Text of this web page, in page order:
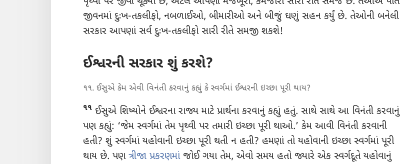
જીવનમાં દુઃખ-તકલીફો, નબળાઈઓ, બીમારીઓ અને બીજું ઘણું સહન કર્યું છે. તેઓની બનેલી
સરકાર આપણાં સર્વ દુઃખ-તકલીફો સારી રીતે સમજી શકશે!
ઈશ્વરની સરકાર શું કરશે?
૧૧. ઈસુએ કેમ એવી વિનંતી કરવાનું કહ્યું કે સ્વર્ગમાં ઈશ્વરની ઇચ્છા પૂરી થાય?
૧૧ ઈસુએ શિષ્યોને ઈશ્વરના રાજ્ય માટે પ્રાર્થના કરવાનું કહ્યું હતું. સાથે સાથે આ વિનંતી કરવાનું
પણ કહ્યું: ‘જેમ સ્વર્ગમાં તેમ પૃથ્વી પર તમારી ઇચ્છા પૂરી થાઓ.’ કેમ આવી વિનંતી કરવાની
હતી? શું સ્વર્ગમાં યહોવાની ઇચ્છા પૂરી થતી ન હતી? હમણાં તો યહોવાની ઇચ્છા સ્વર્ગમાં પૂરી
થાય છે. પણ ત્રીજા પ્રકરણમાંજોઈ ગયા તેમ, એવો સમય હતો જ્યારે એક સ્વર્ગદૂતે યહોવાનું